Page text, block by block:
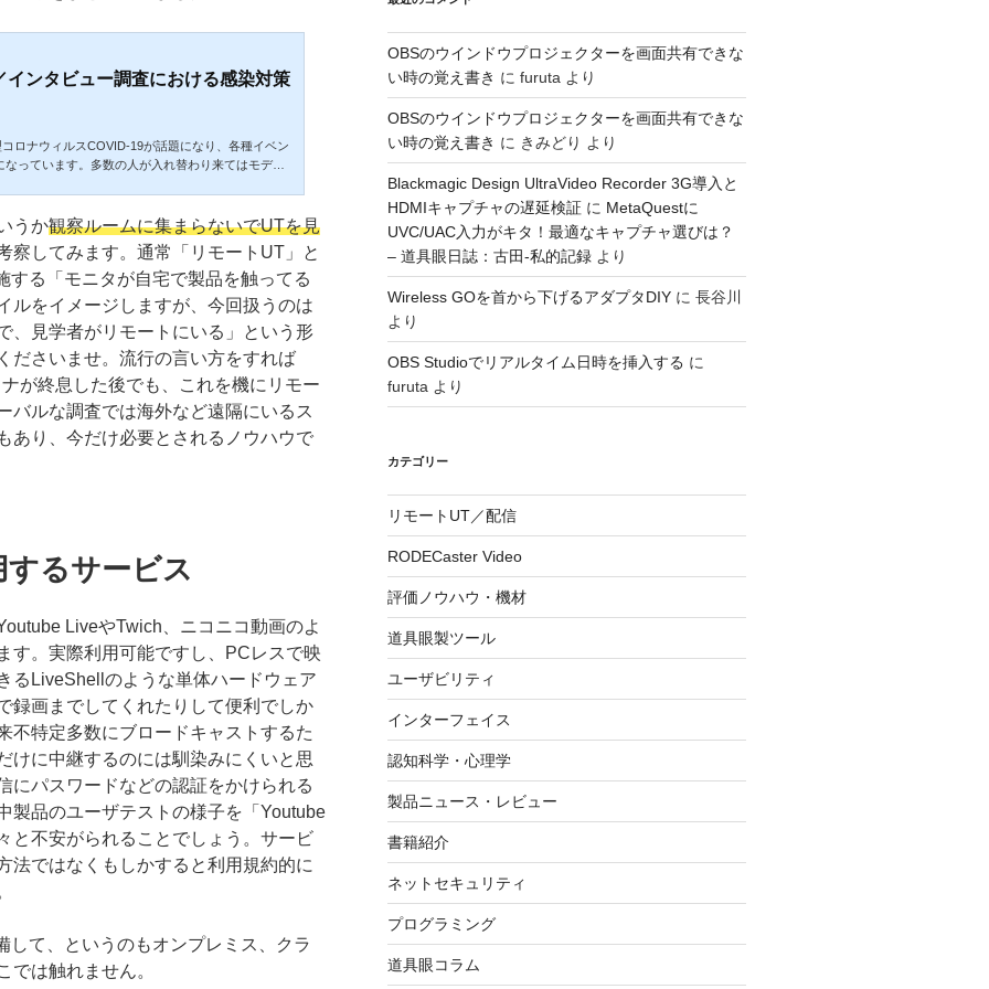
インタビュー調査における感染対策
ロナウィルスCOVID-19が話題になり、各種イベン
っています。多数の人が入れ替わり来てはモデレ
期末のこの時期、クライアントとの契約や様々な都
切るしかないこともあるでしょう。そんな中でもで
とめてみました。■デバイスの消毒一般に脂質である
もったウィル...
うか観察ルームに集まらないでUTを見
察してみます。通常「リモートUT」と
する「モニタが自宅で製品を触ってる
ルをイメージしますが、今回扱うのは
、見学者がリモートにいる」という形
ださいませ。流行の言い方をすれば
が終息した後でも、これを機にリモー
バルな調査では海外など遠隔にいるス
あり、今だけ必要とされるノウハウで
るサービス
LiveやTwich、ニコニコ動画のよ
す。実際利用可能ですし、PCレスで映
るLiveShellのような単体ハードウェア
録画までしてくれたりして便利でしか
不特定多数にブロードキャストするた
けに中継するのには馴染みにくいと思
にパスワードなどの認証をかけられる
製品のユーザテストの様子を「Youtube
と不安がられることでしょう。サービ
法ではなくもしかすると利用規約的に
して、というのもオンプレミス、クラ
では触れません。
OBSのウインドウプロジェクターを画面共有できな
い時の覚え書き に furutaより
OBSのウインドウプロジェクターを画面共有できな
い時の覚え書き に きみどり より
Blackmagic Design UltraVideo Recorder 3G導入と
HDMIキャプチャの遅延検証に MetaQuestに
UVC/UAC入力がキタ！最適なキャプチャ選びは？
– 道具眼日誌：古田-私的記録より
Wireless GOを首から下げるアダプタDIYに 長谷川
より
OBS Studioでリアルタイム日時を挿入する に
furutaより
カテゴリー
リモートUT／配信
RODECaster Video
評価ノウハウ・機材
道具眼製ツール
ユーザビリティ
インターフェイス
認知科学・心理学
製品ニュース・レビュー
書籍紹介
ネットセキュリティ
プログラミング
道具眼コラム